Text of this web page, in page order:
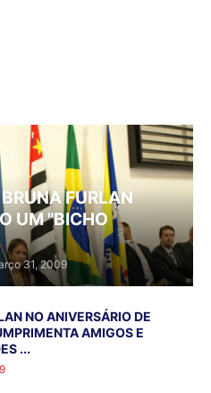
FURLAN
UM "BICHO
31, 2009
NO ANIVERSÁRIO DE
AMIGOS E
...